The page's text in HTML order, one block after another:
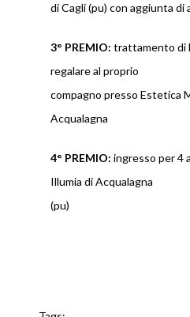
di Cagli (pu) con aggiunta di
3° PREMIO: trattamento di
regalare al proprio
compagno presso Estetica
Acqualagna
4° PREMIO: ingresso per 4
Illumia di Acqualagna
(pu)